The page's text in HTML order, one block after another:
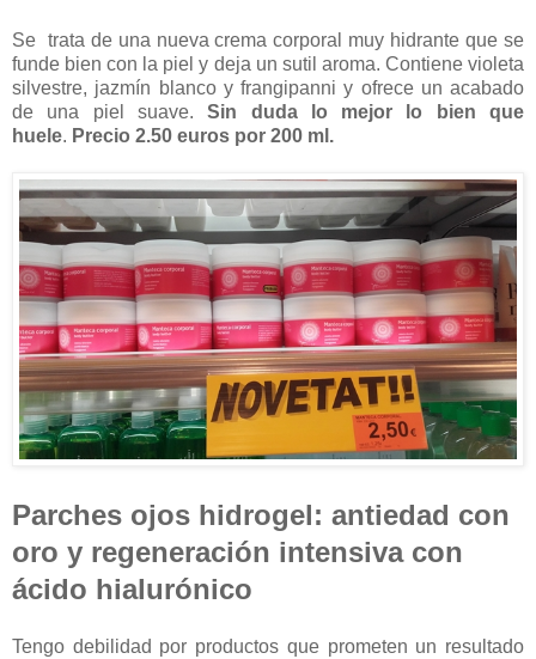
Se trata de una nueva crema corporal muy hidrante que se
funde bien con la piel y deja un sutil aroma. Contiene violeta
silvestre, jazmín blanco y frangipanni y ofrece un acabado
de una piel suave.Sin duda lo mejor lo bien que
huele. Precio 2.50 euros por 200 ml.
Parches ojos hidrogel: antiedad con
oro y regeneración intensiva con
ácido hialurónico
Tengo debilidad por productos que prometen un resultado